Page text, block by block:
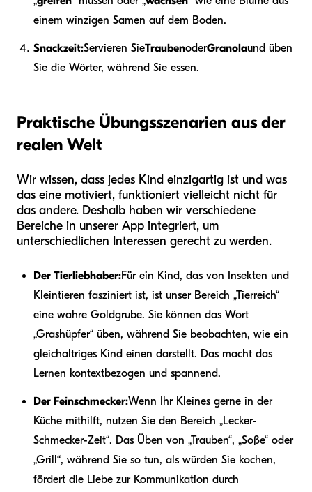
einem winzigen Samen auf dem Boden.
Snackzeit:Servieren SieTraubenoderGranolaund üben
Sie die Wörter, während Sie essen.
Praktische Übungsszenarien aus der
realen Welt
Wir wissen, dass jedes Kind einzigartig ist und was
das eine motiviert, funktioniert vielleicht nicht für
das andere. Deshalb haben wir verschiedene
Bereiche in unserer App integriert, um
unterschiedlichen Interessen gerecht zu werden.
Der Tierliebhaber:Für ein Kind, das von Insekten und
Kleintieren fasziniert ist, ist unser Bereich „Tierreich“
eine wahre Goldgrube. Sie können das Wort
„Grashüpfer“ üben, während Sie beobachten, wie ein
gleichaltriges Kind einen darstellt. Das macht das
Lernen kontextbezogen und spannend.
Der Feinschmecker:Wenn Ihr Kleines gerne in der
Küche mithilft, nutzen Sie den Bereich „Lecker-
Schmecker-Zeit“. Das Üben von „Trauben“, „Soße“ oder
„Grill“, während Sie so tun, als würden Sie kochen,
fördert die Liebe zur Kommunikation durch